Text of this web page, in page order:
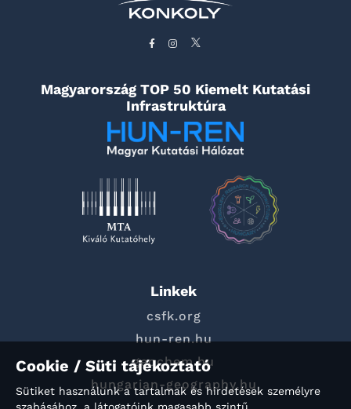
Magyarország TOP 50 Kiemelt Kutatási
Infrastruktúra
Linkek
csfk.org
hun-ren.hu
geochem.hu
hungarian-geography.hu
Cookie / Süti tájékoztató
Sütiket használunk a tartalmak és hirdetések személyre